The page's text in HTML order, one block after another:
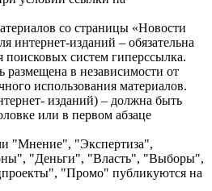
со страницы «Новости
интернет-изданий – обязательна
поисковых систем гиперссылка.
в независимости от
использования материалов.
изданий) – должна быть
или в первом абзаце
"Мнение", "Экспертиза",
"Деньги", "Власть", "Выборы",
"Промо" публикуются на